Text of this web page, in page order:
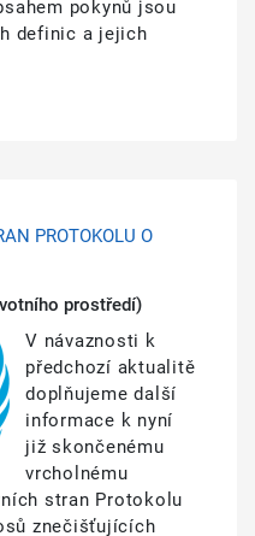
pokynů jsou
definic a jejich
PROTOKOLU O
prostředí)
V návaznosti k
předchozí aktualitě
doplňujeme další
informace k nyní
již skončenému
vrcholnému
stran Protokolu
znečišťujících